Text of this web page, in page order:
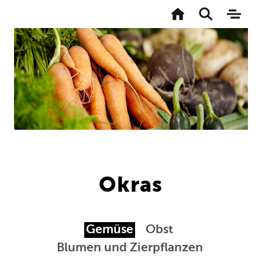
Direkt
zum
Inhalt
Toggle
search
Startseite
Okras
Gemüse
Obst
Blumen und Zierpflanzen